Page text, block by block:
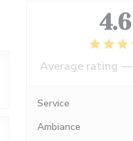
4.6
Average rating —
Service
Ambiance